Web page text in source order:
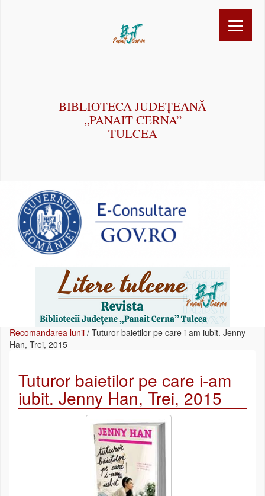
BIBLIOTECA JUDEȚEANĂ
„PANAIT CERNA”
TULCEA
Recomandarea lunii / Tuturor baietilor pe care i-am iubit. Jenny
Han, Trei, 2015
Tuturor baietilor pe care i-am
iubit. Jenny Han, Trei, 2015